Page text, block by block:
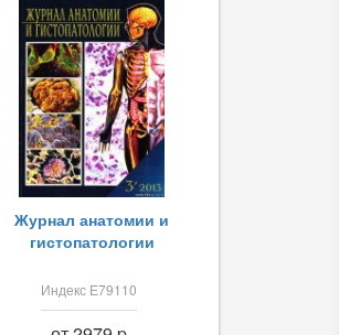
Журнал анатомии и
гистопатологии
Индекс Е79110